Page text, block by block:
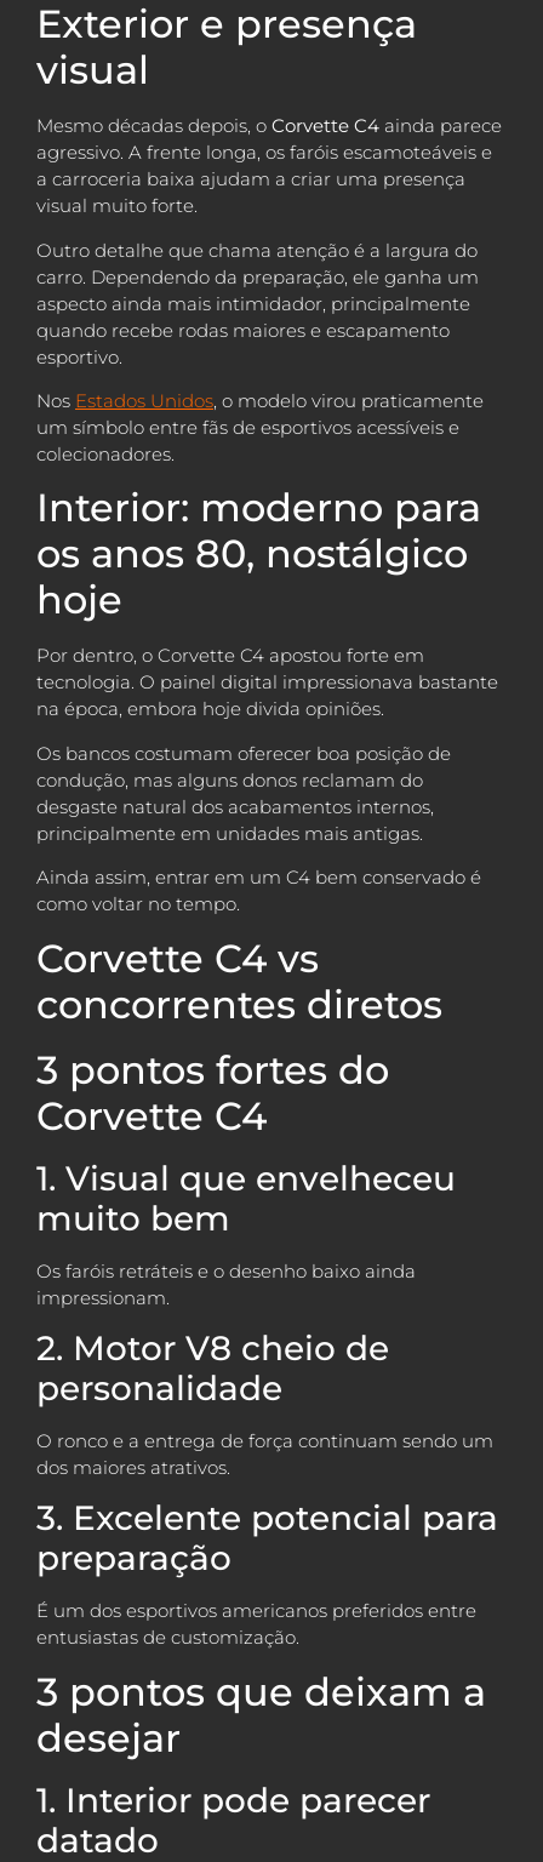
Exterior e presença
visual
Mesmo décadas depois, o Corvette C4 ainda parece
agressivo. A frente longa, os faróis escamoteáveis e
a carroceria baixa ajudam a criar uma presença
visual muito forte.
Outro detalhe que chama atenção é a largura do
carro. Dependendo da preparação, ele ganha um
aspecto ainda mais intimidador, principalmente
quando recebe rodas maiores e escapamento
esportivo.
Nos Estados Unidos, o modelo virou praticamente
um símbolo entre fãs de esportivos acessíveis e
colecionadores.
Interior: moderno para
os anos 80, nostálgico
hoje
Por dentro, o Corvette C4 apostou forte em
tecnologia. O painel digital impressionava bastante
na época, embora hoje divida opiniões.
Os bancos costumam oferecer boa posição de
condução, mas alguns donos reclamam do
desgaste natural dos acabamentos internos,
principalmente em unidades mais antigas.
Ainda assim, entrar em um C4 bem conservado é
como voltar no tempo.
Corvette C4 vs
concorrentes diretos
3 pontos fortes do
Corvette C4
1. Visual que envelheceu
muito bem
Os faróis retráteis e o desenho baixo ainda
impressionam.
2. Motor V8 cheio de
personalidade
O ronco e a entrega de força continuam sendo um
dos maiores atrativos.
3. Excelente potencial para
preparação
É um dos esportivos americanos preferidos entre
entusiastas de customização.
3 pontos que deixam a
desejar
1. Interior pode parecer
datado